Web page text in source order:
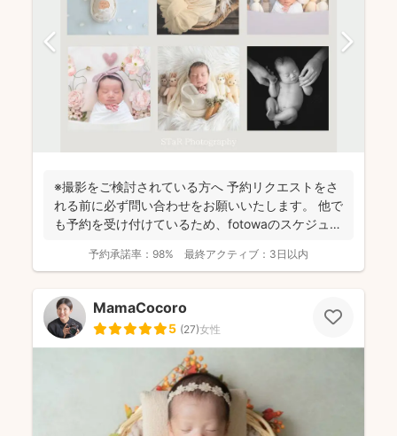
※撮影をご検討されている方へ 予約リクエストをさ
れる前に必ず問い合わせをお願いいたします。 他で
も予約を受け付けているため、fotowaのスケジュー
予約承諾率： 98% 最終アクティブ： 3日以内
MamaCocoro
5 (27)女性